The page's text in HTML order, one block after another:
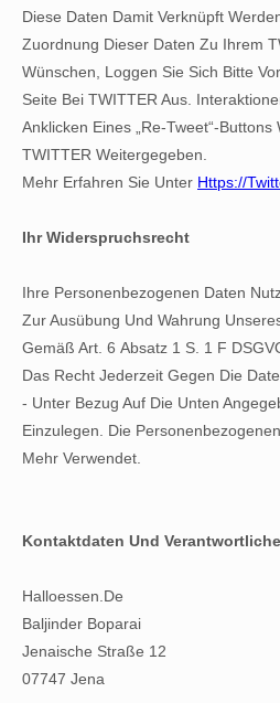
Diese Daten Damit Verknüpft
Zuordnung Dieser Daten Zu Ihrem
Wünschen, Loggen Sie Sich Bitte
Seite Bei TWITTER Aus.
Anklicken Eines „Re-Tweet“-Buttons
TWITTER Weitergegeben.
Mehr Erfahren Sie Unter Https://
Ihr Widerspruchsrecht
Ihre Personenbezogenen Daten
Zur Ausübung Und Wahrung
Gemäß Art. 6 Absatz 1 S. 1 F
Das Recht Jederzeit Gegen Die
- Unter Bezug Auf Die Unten
Einzulegen. Die
Mehr Verwendet.
Kontaktdaten Und
Halloessen.de
Baljinder Boparai
Jenaische Straße 12
07747 Jena